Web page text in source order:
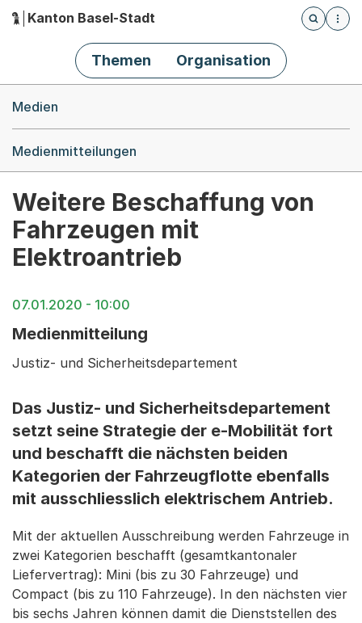
Hauptnavigation
Kanton Basel-Stadt
Öffnet
Themen Organisation
Medien
Medienmitteilungen
Weitere Beschaffung von
Fahrzeugen mit
Elektroantrieb
07.01.2020 - 10:00
Medienmitteilung
Justiz- und Sicherheitsdepartement
Das Justiz- und Sicherheitsdepartement
setzt seine Strategie der e-Mobilität fort
und beschafft die nächsten beiden
Kategorien der Fahrzeugflotte ebenfalls
mit ausschliesslich elektrischem Antrieb.
Mit der aktuellen Ausschreibung werden Fahrzeuge in
zwei Kategorien beschafft (gesamtkantonaler
Liefervertrag): Mini (bis zu 30 Fahrzeuge) und
Compact (bis zu 110 Fahrzeuge). In den nächsten vier
bis sechs Jahren können damit die Dienststellen des